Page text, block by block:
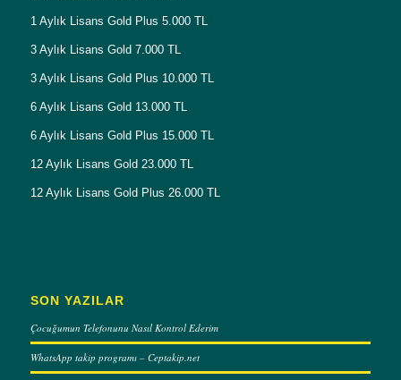
1 Aylık Lisans Gold Plus 5.000 TL
3 Aylık Lisans Gold 7.000 TL
3 Aylık Lisans Gold Plus 10.000 TL
6 Aylık Lisans Gold 13.000 TL
6 Aylık Lisans Gold Plus 15.000 TL
12 Aylık Lisans Gold 23.000 TL
12 Aylık Lisans Gold Plus 26.000 TL
SON YAZILAR
Çocuğumun Telefonunu Nasıl Kontrol Ederim
WhatsApp takip programı – Ceptakip.net